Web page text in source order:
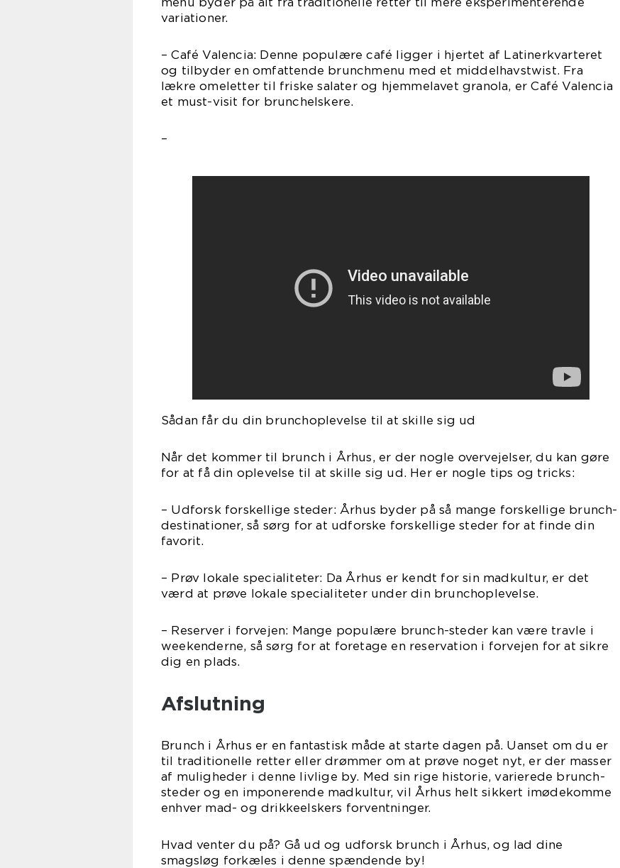
variationer.
– Café Valencia: Denne populære café ligger i hjertet af Latinerkvarteret
og tilbyder en omfattende brunchmenu med et middelhavstwist. Fra
lækre omeletter til friske salater og hjemmelavet granola, er Café Valencia
et must-visit for brunchelskere.
–
Sådan får du din brunchoplevelse til at skille sig ud
Når det kommer til brunch i Århus, er der nogle overvejelser, du kan gøre
for at få din oplevelse til at skille sig ud. Her er nogle tips og tricks:
– Udforsk forskellige steder: Århus byder på så mange forskellige brunch-
destinationer, så sørg for at udforske forskellige steder for at finde din
favorit.
– Prøv lokale specialiteter: Da Århus er kendt for sin madkultur, er det
værd at prøve lokale specialiteter under din brunchoplevelse.
– Reserver i forvejen: Mange populære brunch-steder kan være travle i
weekenderne, så sørg for at foretage en reservation i forvejen for at sikre
dig en plads.
Afslutning
Brunch i Århus er en fantastisk måde at starte dagen på. Uanset om du er
til traditionelle retter eller drømmer om at prøve noget nyt, er der masser
af muligheder i denne livlige by. Med sin rige historie, varierede brunch-
steder og en imponerende madkultur, vil Århus helt sikkert imødekomme
enhver mad- og drikkeelskers forventninger.
Hvad venter du på? Gå ud og udforsk brunch i Århus, og lad dine
smagsløg forkæles i denne spændende by!